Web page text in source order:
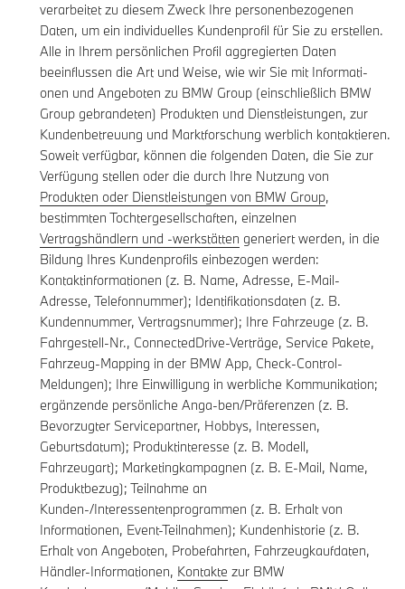
verarbeitet zu diesem Zweck Ihre personenbezogenen
Daten, um ein individuelles Kundenprofil für Sie zu erstellen.
Alle in Ihrem persönlichen Profil aggregierten Daten
beeinflussen die Art und Weise, wie wir Sie mit Informati-
onen und Angeboten zu BMW Group (einschließlich BMW
Group gebrandeten) Produkten und Dienstleistungen, zur
Kundenbetreuung und Marktforschung werblich kontaktieren.
Soweit verfügbar, können die folgenden Daten, die Sie zur
Verfügung stellen oder die durch Ihre Nutzung von
Produkten oder Dienstleistungen von BMW Group,
bestimmten Tochtergesellschaften, einzelnen
Vertragshändlern und -werkstätten generiert werden, in die
Bildung Ihres Kundenprofils einbezogen werden:
Kontaktinformationen (z. B. Name, Adresse, E-Mail-
Adresse, Telefonnummer); Identifikationsdaten (z. B.
Kundennummer, Vertragsnummer); Ihre Fahrzeuge (z. B.
Fahrgestell-Nr., ConnectedDrive-Verträge, Service Pakete,
Fahrzeug-Mapping in der BMW App, Check-Control-
Meldungen); Ihre Einwilligung in werbliche Kommunikation;
ergänzende persönliche Anga-ben/Präferenzen (z. B.
Bevorzugter Servicepartner, Hobbys, Interessen,
Geburtsdatum); Produktinteresse (z. B. Modell,
Fahrzeugart); Marketingkampagnen (z. B. E-Mail, Name,
Produktbezug); Teilnahme an
Kunden-/Interessentenprogrammen (z. B. Erhalt von
Informationen, Event-Teilnahmen); Kundenhistorie (z. B.
Erhalt von Angeboten, Probefahrten, Fahrzeugkaufdaten,
Händler-Informationen, Kontakte zur BMW